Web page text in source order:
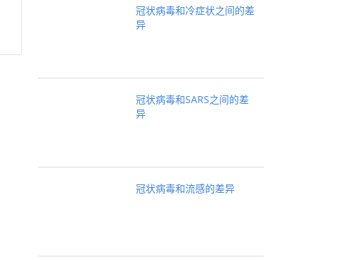
冠状病毒和冷症状之间的差
异
冠状病毒和SARS之间的差
异
冠状病毒和流感的差异